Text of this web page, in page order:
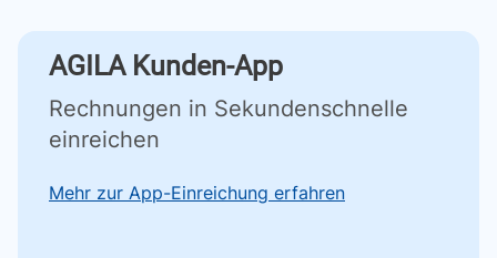
AGILA Kunden-App
Rechnungen in Sekundenschnelle
einreichen
Mehr zur App-Einreichung erfahren